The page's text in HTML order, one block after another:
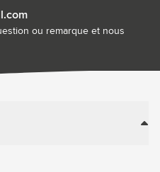
ou remarque et nous